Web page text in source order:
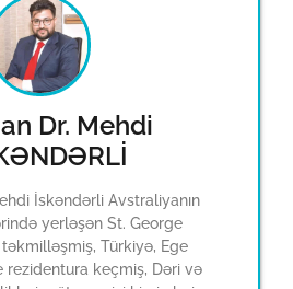
Dr. Mehdi
İskəndərli Avstraliyanın
yerləşən St. George
təkmilləşmiş, Türkiyə, Ege
rezidentura keçmiş, Dəri və